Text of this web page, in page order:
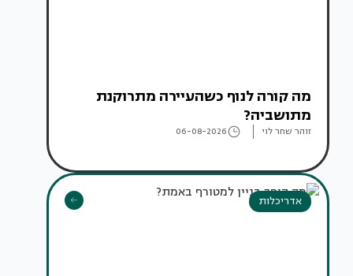
מה קורה לנוף כשהעיירה מתרוקנת
מתושביה?
זוהר שחר לוי 06-08-2026
אדריכלות